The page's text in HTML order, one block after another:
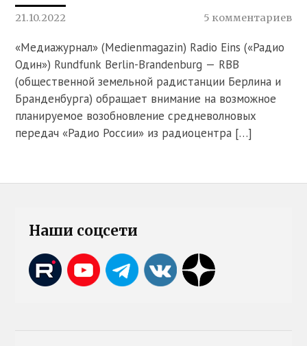
21.10.2022 5 комментариев
«Медиажурнал» (Medienmagazin) Radio Eins («Радио
Один») Rundfunk Berlin-Brandenburg — RBB
(общественной земельной радистанции Берлина и
Бранденбурга) обращает внимание на возможное
планируемое возобновление средневолновых
передач «Радио России» из радиоцентра […]
Наши соцсети